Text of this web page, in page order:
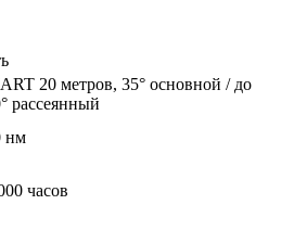
20 метров, 35° основной / до
рассеянный
нм
часов